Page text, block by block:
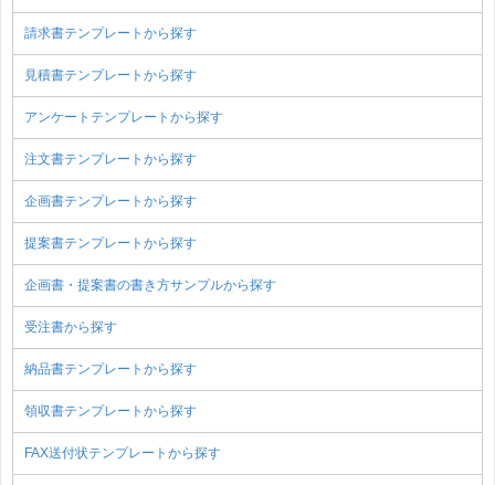
請求書テンプレートから探す
見積書テンプレートから探す
アンケートテンプレートから探す
注文書テンプレートから探す
企画書テンプレートから探す
提案書テンプレートから探す
企画書・提案書の書き方サンプルから探す
受注書から探す
納品書テンプレートから探す
領収書テンプレートから探す
FAX送付状テンプレートから探す